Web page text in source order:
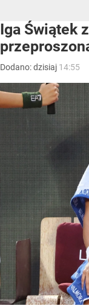
Iga Świątek
Dodano:dzisiaj 14:55